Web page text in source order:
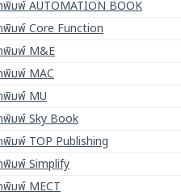
พิมพ์ AUTOMATION BOOK
พิมพ์ Core Function
พิมพ์ M&E
พิมพ์ MAC
พิมพ์ MU
พิมพ์ Sky Book
พิมพ์ TOP Publishing
พิมพ์ Simplify
พิมพ์ MECT